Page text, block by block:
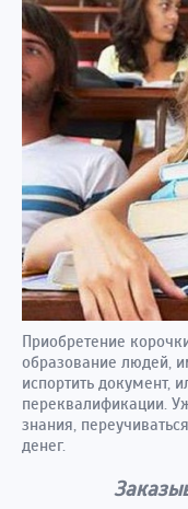
Приобретение
образование людей,
испортить документ,
переквалификации.
знания,
денег.